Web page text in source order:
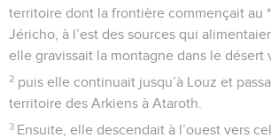
territoire dont la frontière commençait au
Jéricho, à l’est des sources qui
elle gravissait la montagne dans le désert
2 puis elle continuait jusqu’à Louz et
territoire des Arkiens à Ataroth.
3 Ensuite, elle descendait à l’ouest vers